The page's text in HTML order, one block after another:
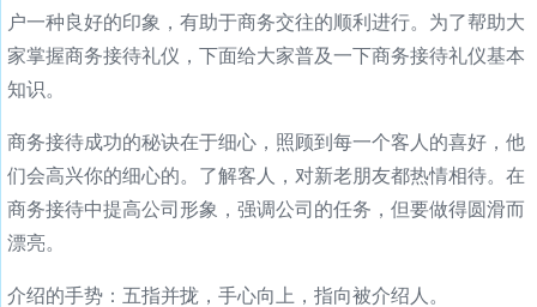
户一种良好的印象，有助于商务交往的顺利进行。为了帮助大
家掌握商务接待礼仪，下面给大家普及一下商务接待礼仪基本
知识。
商务接待成功的秘诀在于细心，照顾到每一个客人的喜好，他
们会高兴你的细心的。了解客人，对新老朋友都热情相待。在
商务接待中提高公司形象，强调公司的任务，但要做得圆滑而
漂亮。
介绍的手势：五指并拢，手心向上，指向被介绍人。